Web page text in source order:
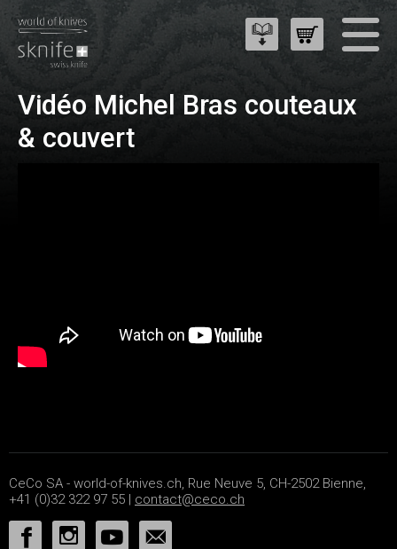
Vidéo Michel Bras couteaux
& couvert
CeCo SA - world-of-knives.ch, Rue Neuve 5, CH-2502 Bienne,
+41 (0)32 322 97 55 | contact@ceco.ch